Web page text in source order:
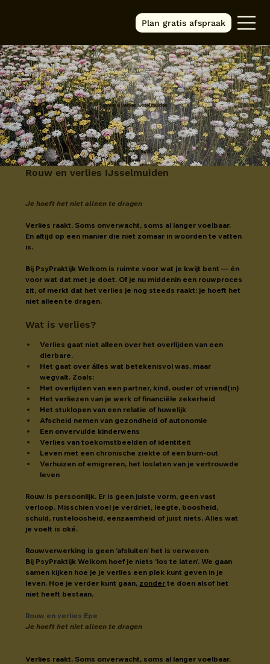
Plan gratis afspraak
Rouw & Verlies IJsselmuiden
Rouw en verlies IJsselmuiden
Je hoeft het niet alleen te dragen
Verlies raakt. Soms onverwacht, soms al langer voelbaar.
En altijd op een manier die niet zomaar in woorden te vatten
is.
Bij PsyPraktijk Welkom is ruimte voor wat je kwijt bent — én
voor wat dat met je doet. Of je nu middenin een rouwproces
zit, of merkt dat het verlies je nog steeds raakt: je hoeft het
niet alleen te dragen.
Wat is verlies?
Verlies gaat niet alleen over het overlijden van een
dierbare.
Het gaat over álles wat betekenisvol was, maar
wegvalt. Zoals:
Het overlijden van een partner, kind, ouder of vriend(in)
Het verliezen van je werk of financiële zekerheid
Het stuklopen van een relatie of huwelijk
Afscheid nemen van gezondheid of autonomie
Een onvervulde kinderwens
Verlies van toekomstbeelden of identiteit
Leven met een chronische ziekte of een burn-out
Verhuizen of emigreren, het loslaten van je vertrouwde
leven
Rouw is persoonlijk. Er is geen juiste vorm, geen vast
verloop. Misschien voel je verdriet, leegte, boosheid,
schuld, rusteloosheid, eenzaamheid of juist niets. Alles wat
je voelt is oké.
Rouwverwerking is geen ‘afsluiten’ het is verweven
Bij PsyPraktijk Welkom hoef je niets ‘los te laten’. We gaan
samen kijken hoe je je verlies een plek kunt geven in je
leven. Hoe je verder kunt gaan, zonder te doen alsof het
niet heeft bestaan.
Rouw en verlies Epe
Je hoeft het niet alleen te dragen
Verlies raakt. Soms onverwacht, soms al langer voelbaar.